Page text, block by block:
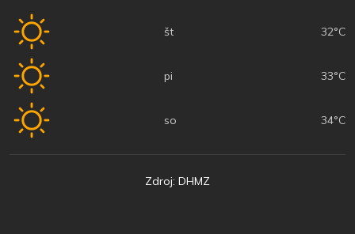
št 32°C
pi 33°C
so 34°C
Zdroj: DHMZ